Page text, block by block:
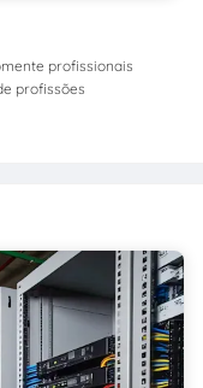
profissionais
profissões